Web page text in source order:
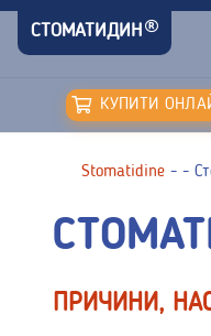
СТОМАТИДИН
КУПИТИ
Stomatidine - -
ПРИЧИНИ,